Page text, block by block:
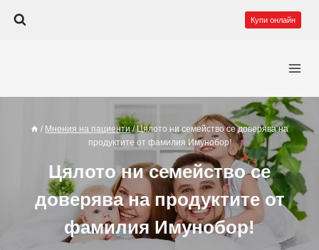
съдържанието
Купи онлайн
/ Мнения на пациенти / Цялото ни семейство се доверява на
продуктите от фамилия Имунобор!
Цялото ни семейство се
доверява на продуктите от
фамилия Имунобор!